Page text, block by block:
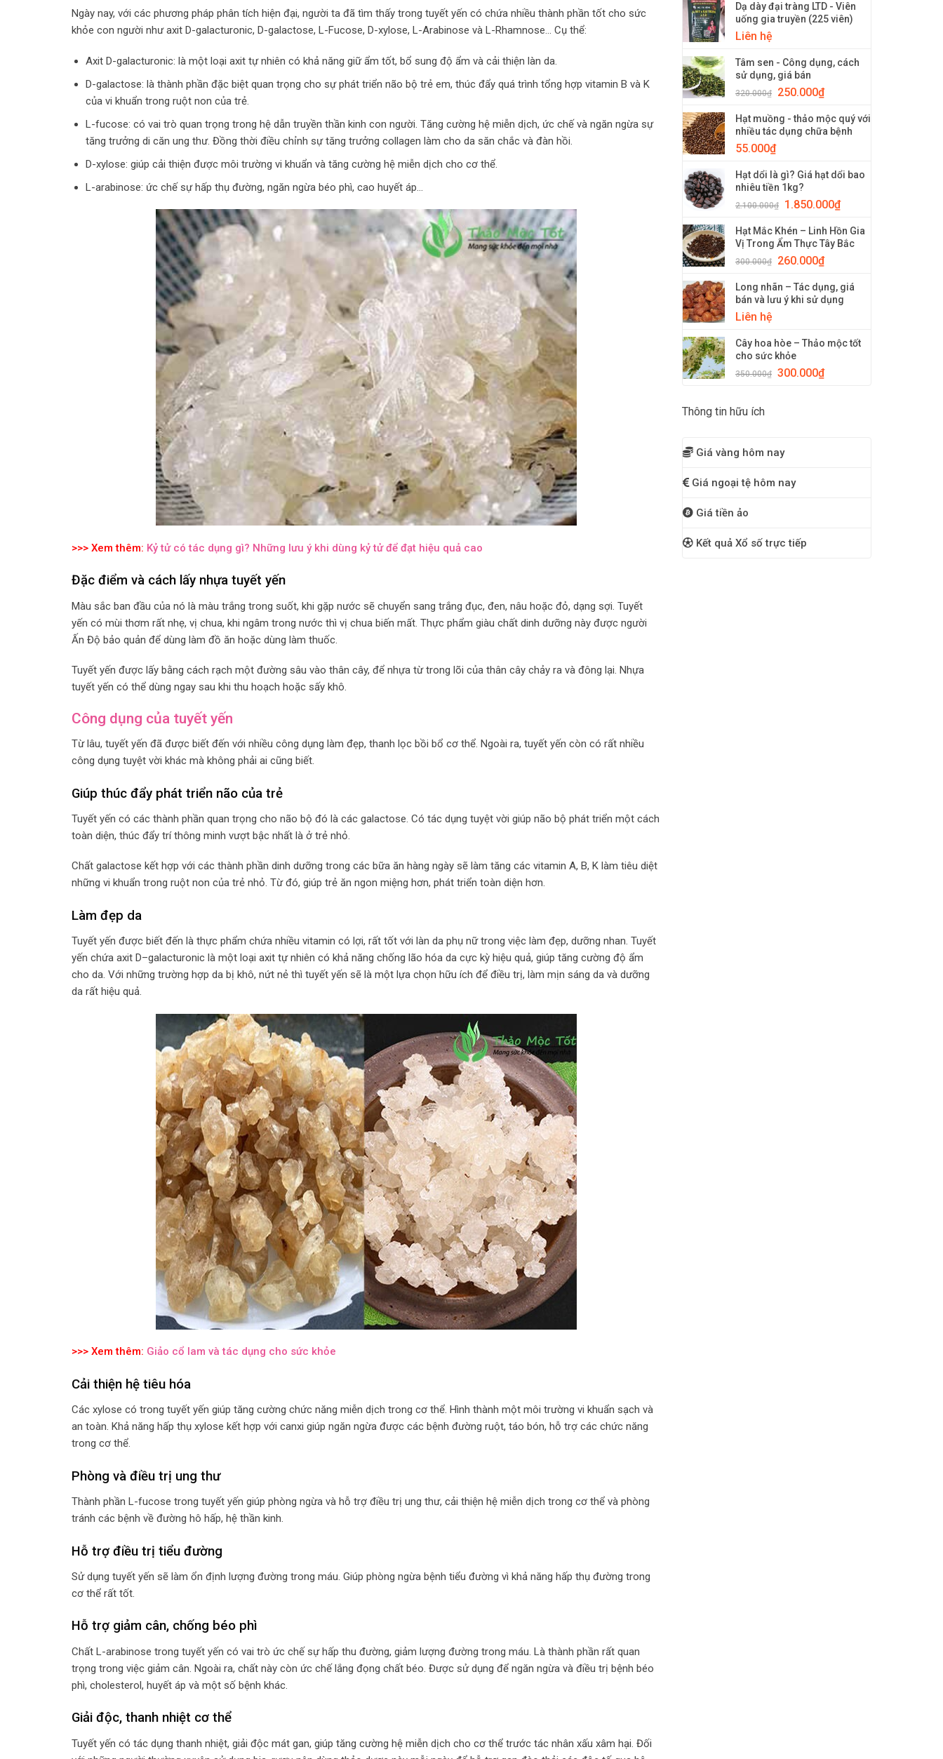
Ngày nay, với các phương pháp phân tích hiện đại, người ta đã tìm thấy trong tuyết yến có chứa nhiều thành phần tốt cho sức
khỏe con người như axit D-galacturonic, D-galactose, L-Fucose, D-xylose, L-Arabinose và L-Rhamnose… Cụ thể:
Axit D-galacturonic: là một loại axit tự nhiên có khả năng giữ ẩm tốt, bổ sung độ ẩm và cải thiện làn da.
D-galactose: là thành phần đặc biệt quan trọng cho sự phát triển não bộ trẻ em, thúc đẩy quá trình tổng hợp vitamin B và K
của vi khuẩn trong ruột non của trẻ.
L-fucose: có vai trò quan trọng trong hệ dẫn truyền thần kinh con người. Tăng cường hệ miễn dịch, ức chế và ngăn ngừa sự
tăng trưởng di căn ung thư. Đồng thời điều chỉnh sự tăng trưởng collagen làm cho da săn chắc và đàn hồi.
D-xylose: giúp cải thiện được môi trường vi khuẩn và tăng cường hệ miễn dịch cho cơ thể.
L-arabinose: ức chế sự hấp thụ đường, ngăn ngừa béo phì, cao huyết áp…
>>> Xem thêm: Kỷ tử có tác dụng gì? Những lưu ý khi dùng kỷ tử để đạt hiệu quả cao
Đặc điểm và cách lấy nhựa tuyết yến
Màu sắc ban đầu của nó là màu trắng trong suốt, khi gặp nước sẽ chuyển sang trắng đục, đen, nâu hoặc đỏ, dạng sợi. Tuyết
yến có mùi thơm rất nhẹ, vị chua, khi ngâm trong nước thì vị chua biến mất. Thực phẩm giàu chất dinh dưỡng này được người
Ấn Độ bảo quản để dùng làm đồ ăn hoặc dùng làm thuốc.
Tuyết yến được lấy bằng cách rạch một đường sâu vào thân cây, để nhựa từ trong lõi của thân cây chảy ra và đông lại. Nhựa
tuyết yến có thể dùng ngay sau khi thu hoạch hoặc sấy khô.
Công dụng của tuyết yến
Từ lâu, tuyết yến đã được biết đến với nhiều công dụng làm đẹp, thanh lọc bồi bổ cơ thể. Ngoài ra, tuyết yến còn có rất nhiều
công dụng tuyệt vời khác mà không phải ai cũng biết.
Giúp thúc đẩy phát triển não của trẻ
Tuyết yến có các thành phần quan trọng cho não bộ đó là các galactose. Có tác dụng tuyệt vời giúp não bộ phát triển một cách
toàn diện, thúc đẩy trí thông minh vượt bậc nhất là ở trẻ nhỏ.
Chất galactose kết hợp với các thành phần dinh dưỡng trong các bữa ăn hàng ngày sẽ làm tăng các vitamin A, B, K làm tiêu diệt
những vi khuẩn trong ruột non của trẻ nhỏ. Từ đó, giúp trẻ ăn ngon miệng hơn, phát triển toàn diện hơn.
Làm đẹp da
Tuyết yến được biết đến là thực phẩm chứa nhiều vitamin có lợi, rất tốt với làn da phụ nữ trong việc làm đẹp, dưỡng nhan. Tuyết
yến chứa axit D–galacturonic là một loại axit tự nhiên có khả năng chống lão hóa da cực kỳ hiệu quả, giúp tăng cường độ ẩm
cho da. Với những trường hợp da bị khô, nứt nẻ thì tuyết yến sẽ là một lựa chọn hữu ích để điều trị, làm mịn sáng da và dưỡng
da rất hiệu quả.
>>> Xem thêm: Giảo cổ lam và tác dụng cho sức khỏe
Cải thiện hệ tiêu hóa
Các xylose có trong tuyết yến giúp tăng cường chức năng miễn dịch trong cơ thể. Hình thành một môi trường vi khuẩn sạch và
an toàn. Khả năng hấp thụ xylose kết hợp với canxi giúp ngăn ngừa được các bệnh đường ruột, táo bón, hỗ trợ các chức năng
trong cơ thể.
Phòng và điều trị ung thư
Thành phần L-fucose trong tuyết yến giúp phòng ngừa và hỗ trợ điều trị ung thư, cải thiện hệ miễn dịch trong cơ thể và phòng
tránh các bệnh về đường hô hấp, hệ thần kinh.
Hỗ trợ điều trị tiểu đường
Sử dụng tuyết yến sẽ làm ổn định lượng đường trong máu. Giúp phòng ngừa bệnh tiểu đường vì khả năng hấp thụ đường trong
cơ thể rất tốt.
Hỗ trợ giảm cân, chống béo phì
Chất L-arabinose trong tuyết yến có vai trò ức chế sự hấp thu đường, giảm lượng đường trong máu. Là thành phần rất quan
trọng trong việc giảm cân. Ngoài ra, chất này còn ức chế lắng đọng chất béo. Được sử dụng để ngăn ngừa và điều trị bệnh béo
phì, cholesterol, huyết áp và một số bệnh khác.
Giải độc, thanh nhiệt cơ thể
Tuyết yến có tác dụng thanh nhiệt, giải độc mát gan, giúp tăng cường hệ miễn dịch cho cơ thể trước tác nhân xấu xâm hại. Đối
Dạ dày đại tràng LTD - Viên
uống gia truyền (225 viên)
Liên hệ
Tâm sen - Công dụng, cách
sử dụng, giá bán
320.000₫ 250.000₫
Hạt muồng - thảo mộc quý với
nhiều tác dụng chữa bệnh
55.000₫
Hạt dổi là gì? Giá hạt dổi bao
nhiêu tiền 1kg?
2.100.000₫ 1.850.000₫
Hạt Mắc Khén – Linh Hồn Gia
Vị Trong Ẩm Thực Tây Bắc
300.000₫ 260.000₫
Long nhãn – Tác dụng, giá
bán và lưu ý khi sử dụng
Liên hệ
Cây hoa hòe – Thảo mộc tốt
cho sức khỏe
350.000₫ 300.000₫
Thông tin hữu ích
Giá vàng hôm nay
Giá ngoại tệ hôm nay
Giá tiền ảo
Kết quả Xổ số trực tiếp